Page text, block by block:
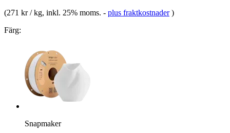
(271 kr / kg, inkl. 25% moms. - plus fraktkostnader )
Färg:
Snapmaker